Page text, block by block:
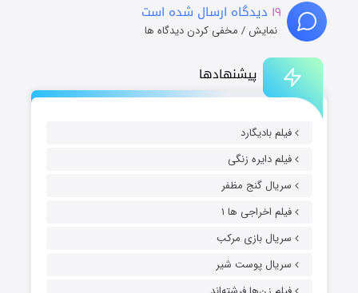
پیشنهادها
فیلم بادیگارد
فیلم دایره زنگی
سریال گنج مظفر
فیلم اخراجی ها ۱
سریال بازی مرکب
سریال پوست شیر
۱۹ دیدگاه ارسال شده است
نمایش / مخفی کردن دیدگاه ها